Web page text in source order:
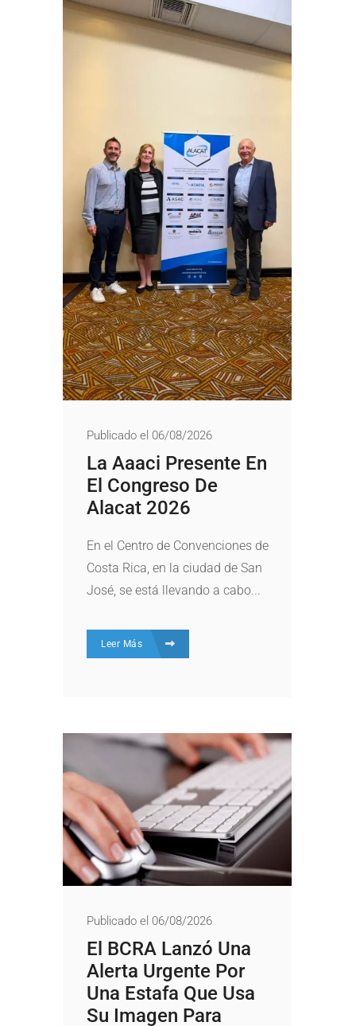
Publicado el 06/08/2026
La Aaaci Presente En
El Congreso De
Alacat 2026
En el Centro de Convenciones de
Costa Rica, en la ciudad de San
José, se está llevando a cabo...
Leer Más
Publicado el 06/08/2026
El BCRA Lanzó Una
Alerta Urgente Por
Una Estafa Que Usa
Su Imagen Para